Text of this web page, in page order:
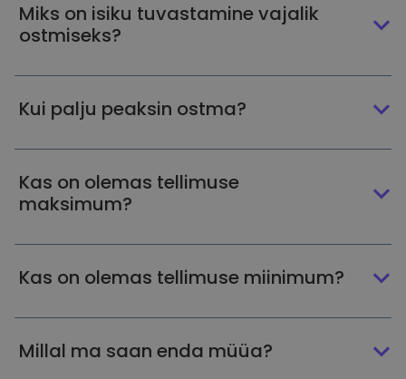
Miks on isiku tuvastamine vajalik
ostmiseks?
Kui palju peaksin ostma?
Kas on olemas tellimuse
maksimum?
Kas on olemas tellimuse miinimum?
Millal ma saan enda müüa?